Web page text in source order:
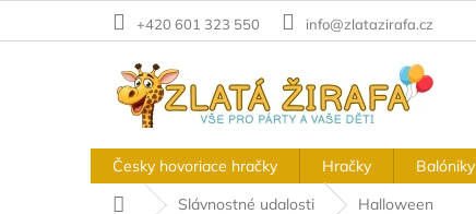
+420 601 323 550 info@zlatazirafa.cz
Česky hovoriace hračky Hračky Balóniky
DomovSlávnostné udalosti Halloween